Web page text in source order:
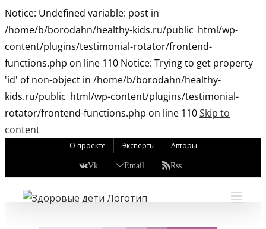
Notice: Undefined variable: post in
/home/b/borodahn/healthy-kids.ru/public_html/wp-
content/plugins/testimonial-rotator/frontend-
functions.php on line 110 Notice: Trying to get property
'id' of non-object in /home/b/borodahn/healthy-
kids.ru/public_html/wp-content/plugins/testimonial-
rotator/frontend-functions.php on line 110Skip to
content
О проекте Эксперты Авторы
Vk Email Rss